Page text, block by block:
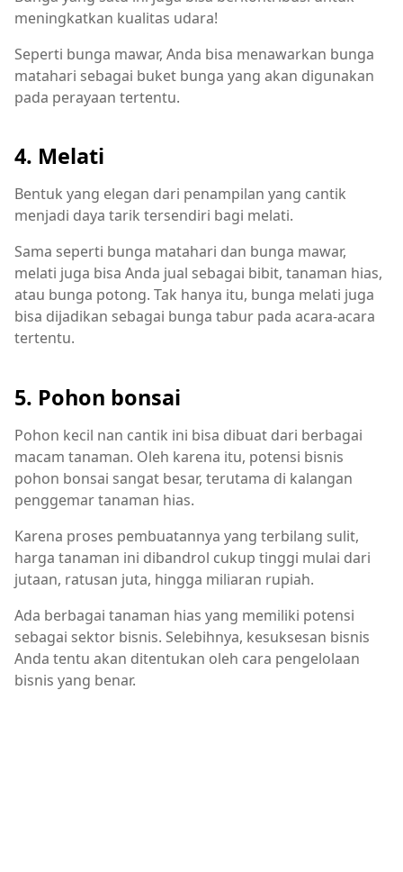
meningkatkan kualitas udara!
Seperti bunga mawar, Anda bisa menawarkan bunga
matahari sebagai buket bunga yang akan digunakan
pada perayaan tertentu.
4. Melati
Bentuk yang elegan dari penampilan yang cantik
menjadi daya tarik tersendiri bagi melati.
Sama seperti bunga matahari dan bunga mawar,
melati juga bisa Anda jual sebagai bibit, tanaman hias,
atau bunga potong. Tak hanya itu, bunga melati juga
bisa dijadikan sebagai bunga tabur pada acara-acara
tertentu.
5. Pohon bonsai
Pohon kecil nan cantik ini bisa dibuat dari berbagai
macam tanaman. Oleh karena itu, potensi bisnis
pohon bonsai sangat besar, terutama di kalangan
penggemar tanaman hias.
Karena proses pembuatannya yang terbilang sulit,
harga tanaman ini dibandrol cukup tinggi mulai dari
jutaan, ratusan juta, hingga miliaran rupiah.
Ada berbagai tanaman hias yang memiliki potensi
sebagai sektor bisnis. Selebihnya, kesuksesan bisnis
Anda tentu akan ditentukan oleh cara pengelolaan
bisnis yang benar.